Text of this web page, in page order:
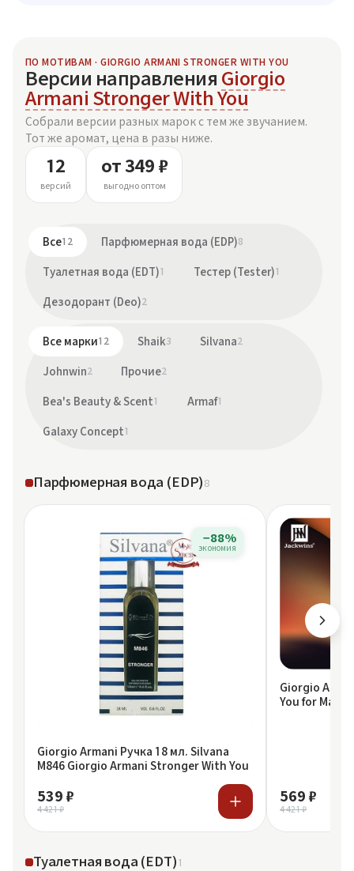
ПО МОТИВАМ · GIORGIO ARMANI STRONGER WITH YOU
Версии направления Giorgio
Armani Stronger With You
Собрали версии разных марок с тем же звучанием.
Тот же аромат, цена в разы ниже.
12
версий
от 349 ₽
выгодно оптом
Все12 Парфюмерная вода (EDP)8
Туалетная вода (EDT)1 Тестер (Tester)1
Дезодорант (Deo)2
Все марки12 Shaik3 Silvana2
Johnwin2 Прочие2
Bea's Beauty & Scent1 Armaf1
Galaxy Concept1
Парфюмерная вода (EDP)8
−88%
экономия
Giorgio Armani Ручка 18 мл. Silvana
M846 Giorgio Armani Stronger With You
539 ₽
4 421 ₽
Giorgio
You for Man
569 ₽
4 421 ₽
Туалетная вода (EDT)1